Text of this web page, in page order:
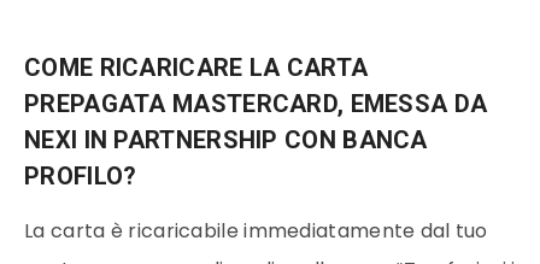
COME RICARICARE LA CARTA
PREPAGATA MASTERCARD, EMESSA DA
NEXI IN PARTNERSHIP CON BANCA
PROFILO?
La carta è ricaricabile immediatamente dal tuo